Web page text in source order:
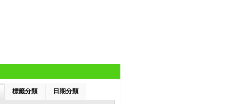
標籤分類 日期分類